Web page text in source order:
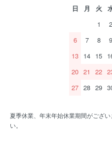
日 月 火
1
2
6
7 8 9
13 14 15
20 21 22
27 28 29
夏季休業、年末年始休業期間がござ
い。